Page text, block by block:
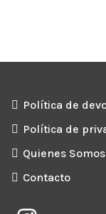
Política de
Política de
Quienes Somos
Contacto